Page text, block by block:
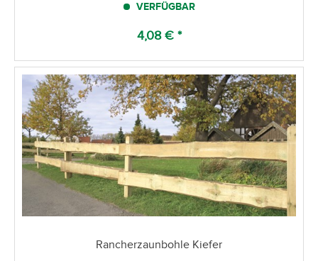
VERFÜGBAR
4,08 € *
Rancherzaunbohle Kiefer